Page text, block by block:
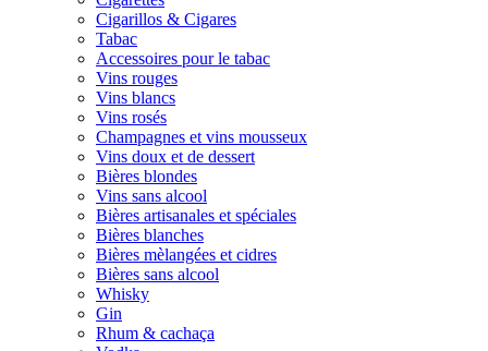
Cigarillos & Cigares
Tabac
Accessoires pour le tabac
Vins rouges
Vins blancs
Vins rosés
Champagnes et vins mousseux
Vins doux et de dessert
Bières blondes
Vins sans alcool
Bières artisanales et spéciales
Bières blanches
Bières mèlangées et cidres
Bières sans alcool
Whisky
Gin
Rhum & cachaça